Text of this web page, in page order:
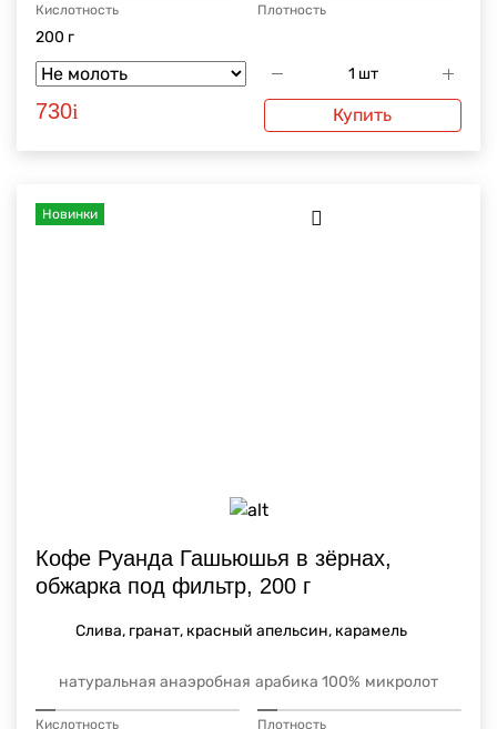
Кислотность Плотность
200 г
730i Купить
Новинки
Кофе Руанда Гашьюшья в зёрнах,
обжарка под фильтр, 200 г
Слива, гранат, красный апельсин, карамель
натуральная анаэробная арабика 100% микролот
Кислотность Плотность